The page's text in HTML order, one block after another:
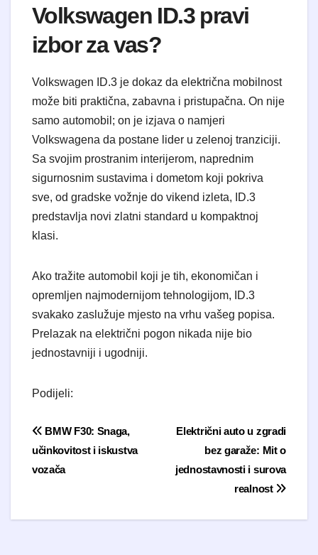
Volkswagen ID.3 pravi
izbor za vas?
Volkswagen ID.3 je dokaz da električna mobilnost
može biti praktična, zabavna i pristupačna. On nije
samo automobil; on je izjava o namjeri
Volkswagena da postane lider u zelenoj tranziciji.
Sa svojim prostranim interijerom, naprednim
sigurnosnim sustavima i dometom koji pokriva
sve, od gradske vožnje do vikend izleta, ID.3
predstavlja novi zlatni standard u kompaktnoj
klasi.
Ako tražite automobil koji je tih, ekonomičan i
opremljen najmodernijom tehnologijom, ID.3
svakako zaslužuje mjesto na vrhu vašeg popisa.
Prelazak na električni pogon nikada nije bio
jednostavniji i ugodniji.
Podijeli:
Navigacija objavaElektrični auto u zgradi
bez garaže: Mit o
jednostavnosti i surova
realnost
BMW F30: Snaga,
učinkovitost i iskustva
vozača